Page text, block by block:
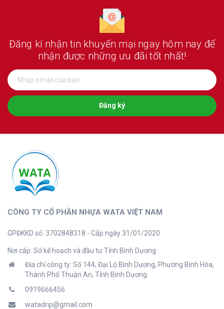
Đăng kí nhận tin khuyến mại ngay hôm nay để
nhận được những ưu đãi tốt nhất!
Đăng ký
CÔNG TY CỔ PHẦN NHỰA WATA VIỆT NAM
GPĐKKD số: 3702848318 - Cấp ngày 31/01/2020
Nơi cấp: Sở kế hoạch và đầu tư Tỉnh Bình Dương
Địa chỉ công ty: Số 144, Đại Lộ Bình Dương, Phường Bình Hòa,
Thành Phố Thuận An, Tỉnh Bình Dương
0919666456
watadrip@gmail.com